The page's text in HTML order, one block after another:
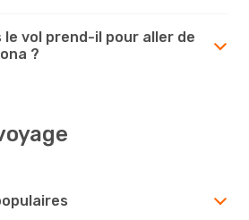
le vol prend-il pour aller de
?